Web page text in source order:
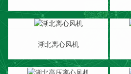
湖北离心风机